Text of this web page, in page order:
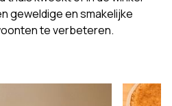
geweldige en smakelijke
te verbeteren.